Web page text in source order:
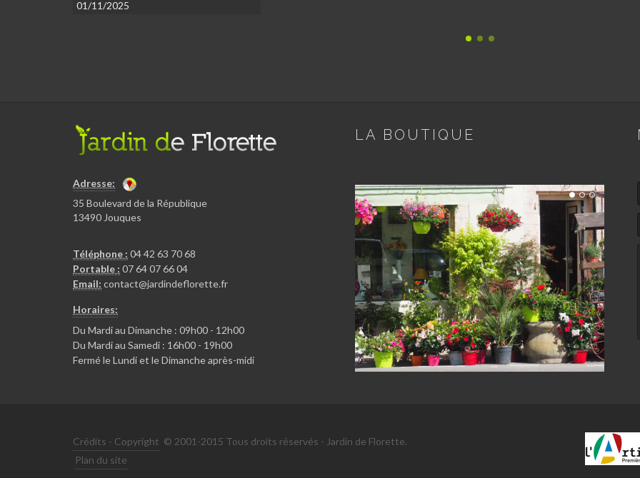
Adresse:
35 Boulevard de la République
13490 Jouques
Téléphone : 04 42 63 70 68
Portable : 07 64 07 66 04
Email: contact@jardindeflorette.fr
Horaires:
Du Mardi au Dimanche : 09h00 - 12h00
Du Mardi au Samedi : 16h00 - 19h00
Fermé le Lundi et le Dimanche après-midi
LA BOUTIQUE
Crédits - Copyright © 2001-2015 Tous droits réservés - Jardin de Florette.
Plan du site